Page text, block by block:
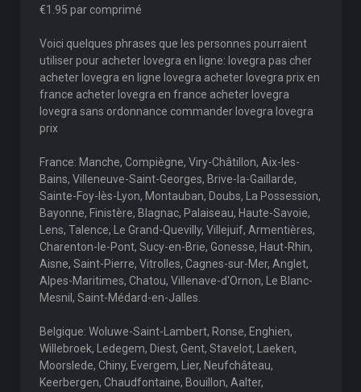
€1.95 par comprimé
Voici quelques phrases que les personnes pourraient
utiliser pour acheter lovegra en ligne: lovegra pas cher
acheter lovegra en ligne lovegra acheter lovegra prix en
france acheter lovegra en france acheter lovegra
lovegra sans ordonnance commander lovegra lovegra
prix
France: Manche, Compiègne, Viry-Châtillon, Aix-les-
Bains, Villeneuve-Saint-Georges, Brive-la-Gaillarde,
Sainte-Foy-lès-Lyon, Montauban, Doubs, La Possession,
Bayonne, Finistère, Blagnac, Palaiseau, Haute-Savoie,
Lens, Talence, Le Grand-Quevilly, Villejuif, Armentières,
Charenton-le-Pont, Sucy-en-Brie, Gonesse, Haut-Rhin,
Aisne, Saint-Pierre, Vitrolles, Cagnes-sur-Mer, Anglet,
Alpes-Maritimes, Chatou, Villenave-d'Ornon, Le Blanc-
Mesnil, Saint-Médard-en-Jalles.
Belgique: Woluwe-Saint-Lambert, Ronse, Enghien,
Willebroek, Ledegem, Diest, Gent, Stavelot, Laeken,
Moorslede, Chiny, Evergem, Lier, Neufchâteau,
Keerbergen, Chaudfontaine, Bouillon, Aalter,